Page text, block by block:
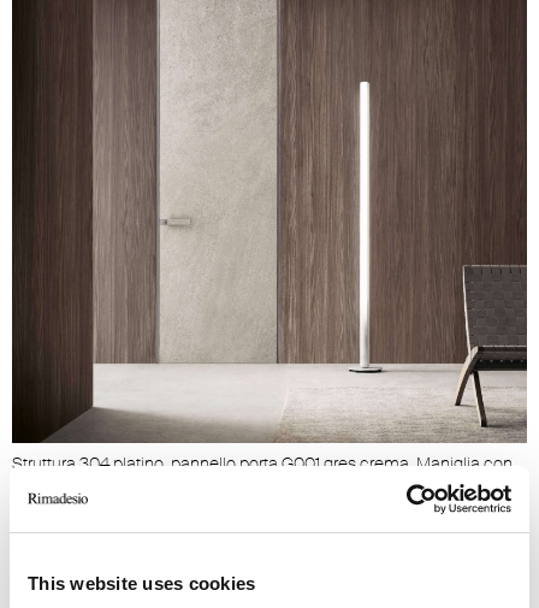
This website uses cookies
Struttura 304 platino, pannello porta G001 gres crema. Maniglia con